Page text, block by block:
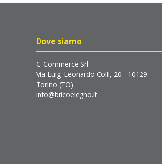
Dove siamo
G-Commerce Srl
Via Luigi Leonardo Colli, 20 - 10129
Torino (TO)
info@bricoelegno.it